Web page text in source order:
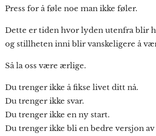
Press for å føle noe man ikke føler.
Dette er tiden hvor lyden utenfra blir
og stillheten inni blir vanskeligere å
Så la oss være ærlige.
Du trenger ikke å fikse livet ditt nå.
Du trenger ikke svar.
Du trenger ikke en ny start.
Du trenger ikke bli en bedre versjon